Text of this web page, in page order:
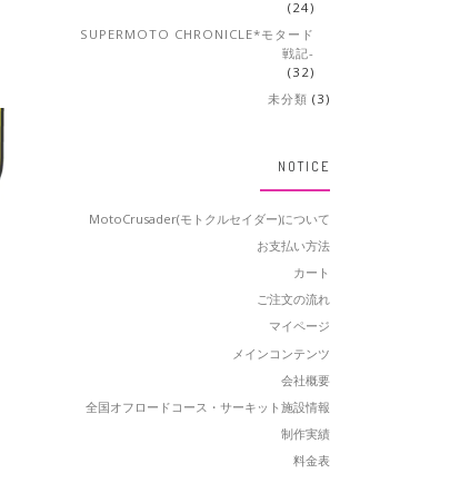
(24)
SUPERMOTO CHRONICLE*モタード
戦記-
(32)
未分類 (3)
NOTICE
MotoCrusader(モトクルセイダー)について
お支払い方法
カート
ご注文の流れ
マイページ
メインコンテンツ
会社概要
全国オフロードコース・サーキット施設情報
制作実績
料金表